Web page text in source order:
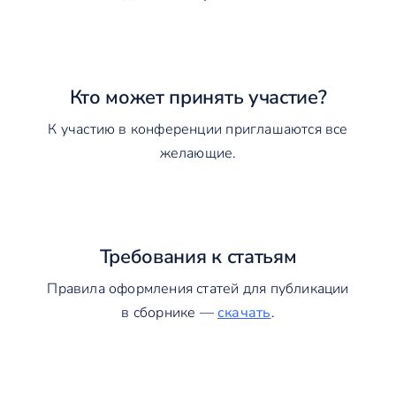
Кто может принять участие?
К участию в конференции приглашаются все
желающие.
Требования к статьям
Правила оформления статей для публикации
в сборнике —скачать.